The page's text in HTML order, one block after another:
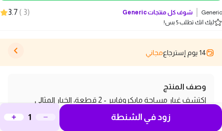
Generic شوف كل منتجاتGeneric
(
3
)
3.7
ليك انك تطلب 5 بس!
14 يوم إسترجاع مجاني
وصف المنتج
اكتشف غيار مساحة مايكروفايبر - 2 قطعة، الخيار المثالي
لتنظيف أسطحك بكل سهولة وفعالية. تم تصميم هذه
زود في الشنطة